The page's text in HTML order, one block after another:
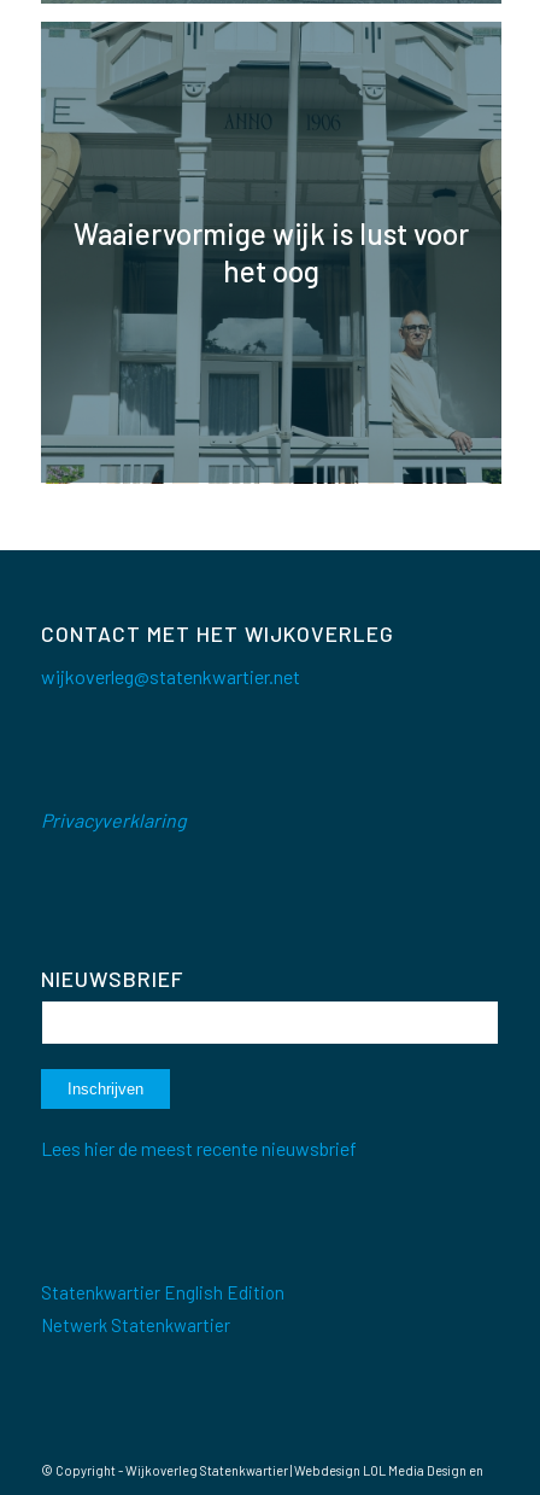
Waaiervormige wijk is lust voor
het oog
CONTACT MET HET WIJKOVERLEG
wijkoverleg@statenkwartier.net
Privacyverklaring
NIEUWSBRIEF
Lees hier de meest recente nieuwsbrief
Statenkwartier English Edition
Netwerk Statenkwartier
© Copyright - Wijkoverleg Statenkwartier | Webdesign LOL Media Design en